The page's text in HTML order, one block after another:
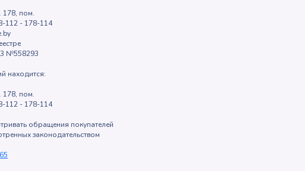
178, пом.
112 - 178-114
№558293
находится:
178, пом.
112 - 178-114
обращения покупателей
законодательством